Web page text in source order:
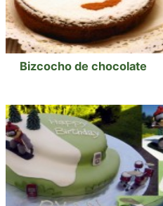
Bizcocho de chocolate